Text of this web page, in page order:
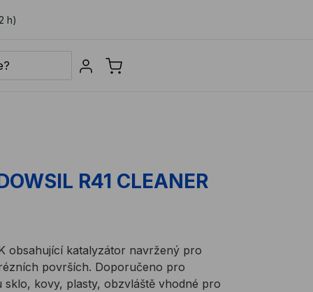
h)
Sign in
R41 CLEANER
obsahující katalyzátor navržený pro
površích. Doporučeno pro
kovy, plasty, obzvláště vhodné pro